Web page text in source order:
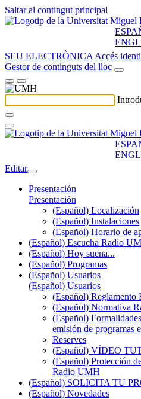
Saltar al contingut principal
SEU ELECTRÒNICA Accés
Gestor de continguts del lloc
Editar
Presentación
Presentación
(Español) Localización
(Español) Instalaciones
(Español) Horario de
(Español) Escucha Radio
(Español) Hoy suena...
(Español) Programas
(Español) Usuarios
(Español) Usuarios
(Español)
(Español) Normativa
(Español)
emisión de programas
Reserves
(Español) VÍDEO
(Español) Protección
Radio UMH
(Español) SOLICITA TU
(Español) Novedades